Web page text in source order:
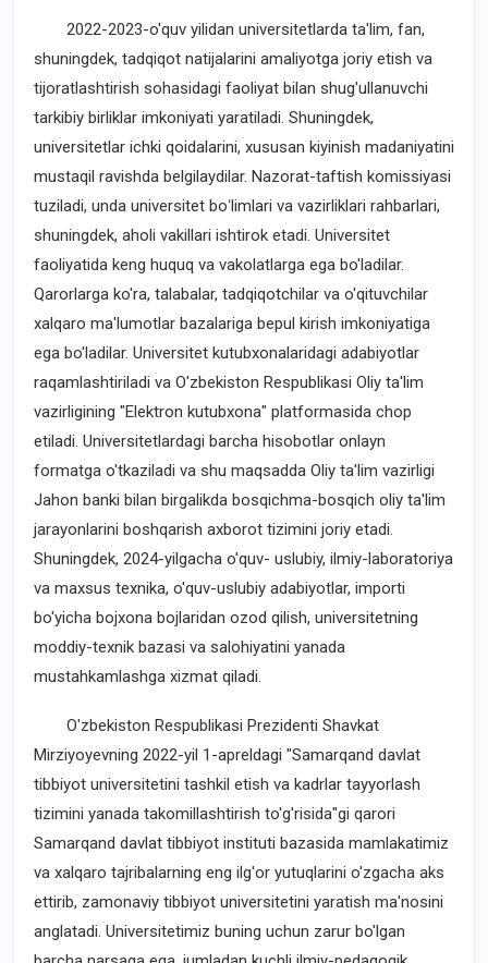
2022-2023-o'quv yilidan universitetlarda ta'lim, fan,
shuningdek, tadqiqot natijalarini amaliyotga joriy etish va
tijoratlashtirish sohasidagi faoliyat bilan shug'ullanuvchi
tarkibiy birliklar imkoniyati yaratiladi. Shuningdek,
universitetlar ichki qoidalarini, xususan kiyinish madaniyatini
mustaqil ravishda belgilaydilar. Nazorat-taftish komissiyasi
tuziladi, unda universitet boʻlimlari va vazirliklari rahbarlari,
shuningdek, aholi vakillari ishtirok etadi. Universitet
faoliyatida keng huquq va vakolatlarga ega bo'ladilar.
Qarorlarga ko'ra, talabalar, tadqiqotchilar va o'qituvchilar
xalqaro ma'lumotlar bazalariga bepul kirish imkoniyatiga
ega bo'ladilar. Universitet kutubxonalaridagi adabiyotlar
raqamlashtiriladi va O'zbekiston Respublikasi Oliy ta'lim
vazirligining "Elektron kutubxona" platformasida chop
etiladi. Universitetlardagi barcha hisobotlar onlayn
formatga o'tkaziladi va shu maqsadda Oliy ta'lim vazirligi
Jahon banki bilan birgalikda bosqichma-bosqich oliy ta'lim
jarayonlarini boshqarish axborot tizimini joriy etadi.
Shuningdek, 2024-yilgacha o'quv- uslubiy, ilmiy-laboratoriya
va maxsus texnika, o'quv-uslubiy adabiyotlar, importi
bo'yicha bojxona bojlaridan ozod qilish, universitetning
moddiy-texnik bazasi va salohiyatini yanada
mustahkamlashga xizmat qiladi.
O'zbekiston Respublikasi Prezidenti Shavkat
Mirziyoyevning 2022-yil 1-apreldagi "Samarqand davlat
tibbiyot universitetini tashkil etish va kadrlar tayyorlash
tizimini yanada takomillashtirish to'g'risida"gi qarori
Samarqand davlat tibbiyot instituti bazasida mamlakatimiz
va xalqaro tajribalarning eng ilg'or yutuqlarini o'zgacha aks
ettirib, zamonaviy tibbiyot universitetini yaratish ma'nosini
anglatadi. Universitetimiz buning uchun zarur bo'lgan